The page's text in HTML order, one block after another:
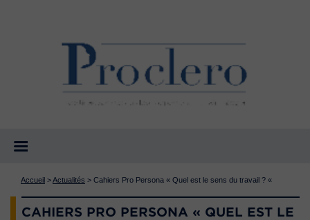
Accueil >Actualités > Cahiers Pro Persona « Quel est le sens du travail ? «
CAHIERS PRO PERSONA « QUEL EST LE